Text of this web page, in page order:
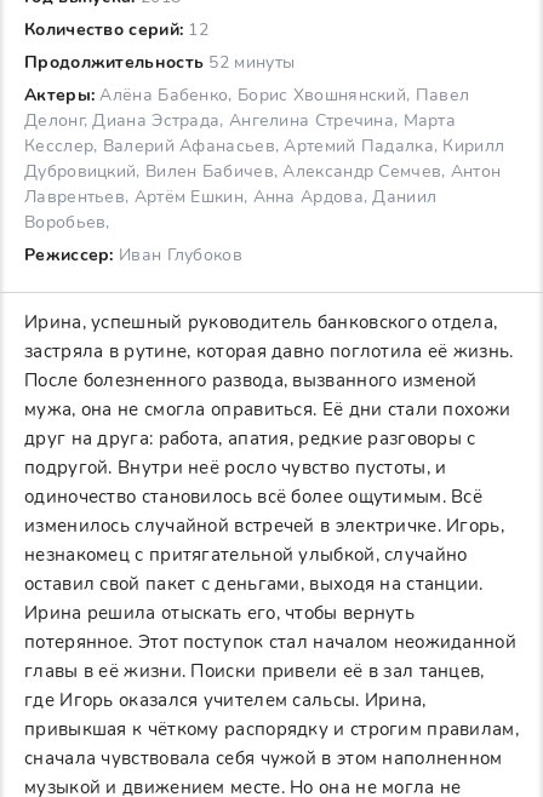
Количество серий: 12
Продолжительность 52 минуты
Актеры: Алёна Бабенко, Борис Хвошнянский, Павел
Делонг, Диана Эстрада, Ангелина Стречина, Марта
Кесслер, Валерий Афанасьев, Артемий Падалка, Кирилл
Дубровицкий, Вилен Бабичев, Александр Семчев, Антон
Лаврентьев, Артём Ешкин, Анна Ардова, Даниил
Воробьев,
Режиссер: Иван Глубоков
Ирина, успешный руководитель банковского отдела,
застряла в рутине, которая давно поглотила её жизнь.
После болезненного развода, вызванного изменой
мужа, она не смогла оправиться. Её дни стали похожи
друг на друга: работа, апатия, редкие разговоры с
подругой. Внутри неё росло чувство пустоты, и
одиночество становилось всё более ощутимым. Всё
изменилось случайной встречей в электричке. Игорь,
незнакомец с притягательной улыбкой, случайно
оставил свой пакет с деньгами, выходя на станции.
Ирина решила отыскать его, чтобы вернуть
потерянное. Этот поступок стал началом неожиданной
главы в её жизни. Поиски привели её в зал танцев,
где Игорь оказался учителем сальсы. Ирина,
привыкшая к чёткому распорядку и строгим правилам,
сначала чувствовала себя чужой в этом наполненном
музыкой и движением месте. Но она не могла не